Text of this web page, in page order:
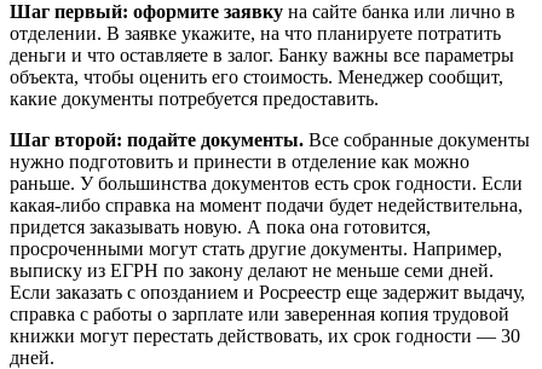
Шаг первый: оформите заявку на сайте банка или лично в
отделении. В заявке укажите, на что планируете потратить
деньги и что оставляете в залог. Банку важны все параметры
объекта, чтобы оценить его стоимость. Менеджер сообщит,
какие документы потребуется предоставить.
Шаг второй: подайте документы. Все собранные документы
нужно подготовить и принести в отделение как можно
раньше. У большинства документов есть срок годности. Если
какая-либо справка на момент подачи будет недействительна,
придется заказывать новую. А пока она готовится,
просроченными могут стать другие документы. Например,
выписку из ЕГРН по закону делают не меньше семи дней.
Если заказать с опозданием и Росреестр еще задержит выдачу,
справка с работы о зарплате или заверенная копия трудовой
книжки могут перестать действовать, их срок годности — 30
дней.